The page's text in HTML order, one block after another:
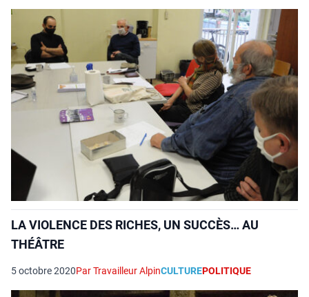
LA VIOLENCE DES RICHES, UN SUCCÈS… AU
THÉÂTRE
5 octobre 2020Par Travailleur AlpinCULTUREPOLITIQUE